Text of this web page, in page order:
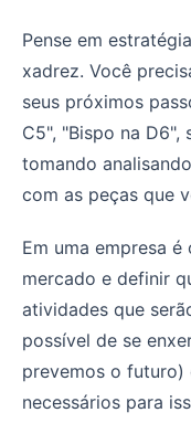
Pense em
xadrez. Você
seus próximos
C5", "Bispo na D6",
tomando
com as peças que
Em uma empresa
mercado e definir
atividades que
possível de se
prevemos o futuro)
necessários para